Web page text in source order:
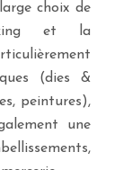
choix de
et la
(dies &
peintures),
une